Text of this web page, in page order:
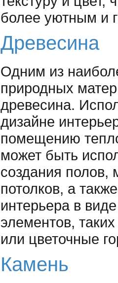
более уютным и
Древесина
Одним из
природных
древесина.
дизайне
помещению
может быть
создания полов,
потолков, а
интерьера в
элементов,
или цветочные
Камень